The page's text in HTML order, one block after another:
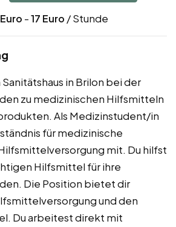
Euro -17 Euro / Stunde
in Brilon bei der
zu medizinischen Hilfsmitteln
Als Medizinstudent/in
für medizinische
mit. Du hilfst
Hilfsmittel für ihre
Die Position bietet dir
und den
Du arbeitest direkt mit